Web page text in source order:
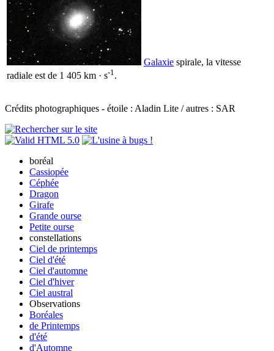
Galaxie spirale, la vitesse
radiale est de 1 405 km · s-1.
Crédits photographiques - étoile : Aladin Lite / autres : SAR
boréal
Cassiopée
Céphée
Dragon
Girafe
Grande ourse
Petite ourse
constellations
Ciel de printemps
Ciel d'été
Ciel d'automne
Ciel d'hiver
Ciel austral
Observations
Boréales
de Printemps
d'été
d'Automne